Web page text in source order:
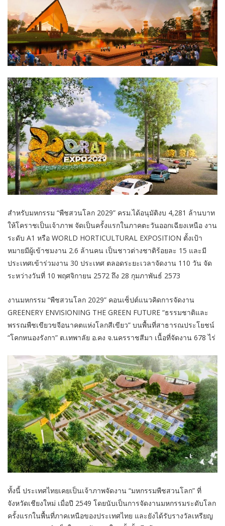
สำหรับมหกรรม “พืชสวนโลก 2029” ครม.ได้อนุมัติงบ 4,281 ล้านบาท
ให้โคราชเป็นเจ้าภาพ จัดเป็นครั้งแรกในภาคตะวันออกเฉียงเหนือ งาน
ระดับ A1 หรือ WORLD HORTICULTURAL EXPOSITION ตั้งเป้า
หมายมีผู้เข้าชมงาน 2.6 ล้านคน เป็นชาวต่างชาติร้อยละ 15 และมี
ประเทศเข้าร่วมงาน 30 ประเทศ ตลอดระยะเวลาจัดงาน 110 วัน จัด
ระหว่างวันที่ 10 พฤศจิกายน 2572 ถึง 28 กุมภาพันธ์ 2573
งานมหกรรม “พืชสวนโลก 2029” คอนเซ็ปต์แนวคิดการจัดงาน
GREENERY ENVISIONING THE GREEN FUTURE “ธรรมชาติและ
พรรณพืชเขียวขจีอนาคตแห่งโลกสีเขียว” บนพื้นที่สาธารณประโยชน์
“โคกหนองรังกา” ต.เทพาลัย อ.คง จ.นครราชสีมา เนื้อที่จัดงาน 678 ไร่
ทั้งนี้ ประเทศไทยเคยเป็นเจ้าภาพจัดงาน “มหกรรมพืชสวนโลก” ที่
จังหวัดเชียงใหม่ เมื่อปี 2549 โดยนับเป็นการจัดงานมหกรรมระดับโลก
ครั้งแรกในพื้นที่ภาคเหนือของประเทศไทย และยังได้รับรางวัลเหรียญ